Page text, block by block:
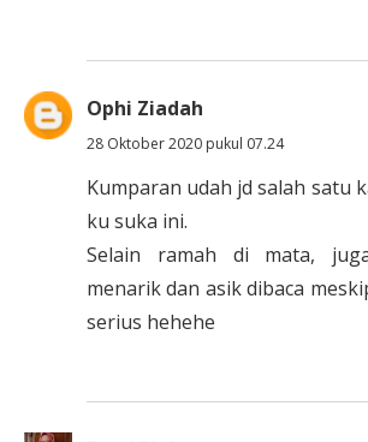
Ophi Ziadah
28 Oktober 2020 pukul 07.24
Kumparan udah jd salah satu
ku suka ini.
Selain ramah di mata,
menarik dan asik dibaca
serius hehehe